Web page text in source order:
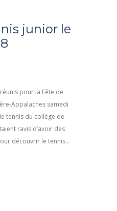
junior le
pour la Fête de
Appalaches samedi
tennis du collège de
ravis d’avoir des
découvrir le tennis...